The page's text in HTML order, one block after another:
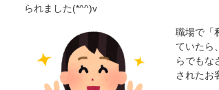
られました(*^^)v
職場で「
ていたら
らでもな
されたお